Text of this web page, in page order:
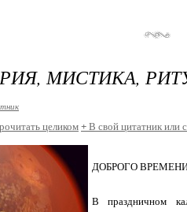
МИСТИКА,
целиком+ В свой цитатник или
ДОБРОГО
В праздничном